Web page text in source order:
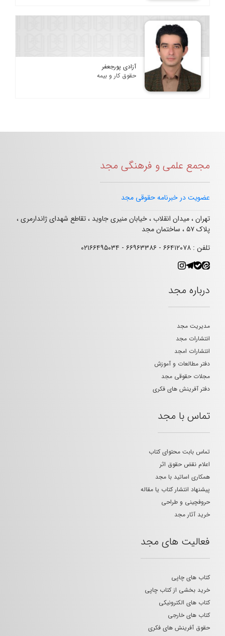
آزادی پورجعفر
حقوق کار و بیمه
مجمع علمی و فرهنگی مجد
عضویت در خبرنامه حقوقی مجد
تهران ، میدان انقلاب ، خیابان منیری جاوید ، تقاطع شهدای ژاندارمری ،
پلاک ۵۷ ، ساختمان مجد
تلفن : ۶۶۴۱۲۰۷۸ - ۶۶۹۶۳۳۸۶ - ۰۲۱۶۶۴۹۵۰۳۴
درباره مجد
مدیریت مجد
انتشارات مجد
انتشارات امجد
دفتر مطالعات و آموزش
مجلات حقوقی مجد
دفتر آفرینش های فکری
تماس با مجد
تماس بابت محتوای کتاب
اعلام نقض حقوق اثر
همکاری اساتید با مجد
پیشنهاد انتشار کتاب یا مقاله
حروفچینی و طراحی
خرید آثار مجد
فعالیت های مجد
کتاب های چاپی
خرید بخشی از کتاب چاپی
کتاب های الکترونیکی
کتاب های خارجی
حقوق آفرینش های فکری